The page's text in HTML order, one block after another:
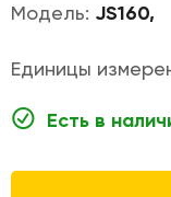
Модель: JS160,
Единицы
Есть в